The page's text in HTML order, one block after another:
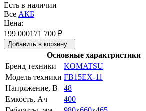
Есть в наличии
Все АКБ
Цена:
199 000171 700 ₽
Добавить в корзину
Основные характристики
Бренд техники
KOMATSU
Модель техники FB15EX-11
Напряжение, В
48
Емкость, Ач
400